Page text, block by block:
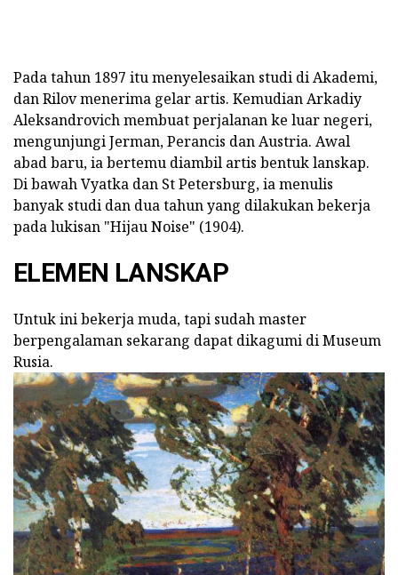
Pada tahun 1897 itu menyelesaikan studi di Akademi,
dan Rilov menerima gelar artis. Kemudian Arkadiy
Aleksandrovich membuat perjalanan ke luar negeri,
mengunjungi Jerman, Perancis dan Austria. Awal
abad baru, ia bertemu diambil artis bentuk lanskap.
Di bawah Vyatka dan St Petersburg, ia menulis
banyak studi dan dua tahun yang dilakukan bekerja
pada lukisan "Hijau Noise" (1904).
ELEMEN LANSKAP
Untuk ini bekerja muda, tapi sudah master
berpengalaman sekarang dapat dikagumi di Museum
Rusia.